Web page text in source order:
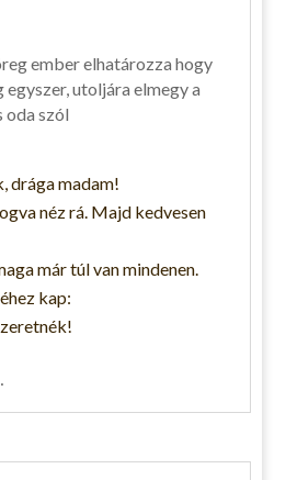
ember elhatározza hogy
utoljára elmegy a
oda szól
drága madam!
néz rá. Majd kedvesen
már túl van mindenen.
kap: